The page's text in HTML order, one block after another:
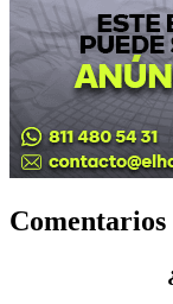
Comentarios